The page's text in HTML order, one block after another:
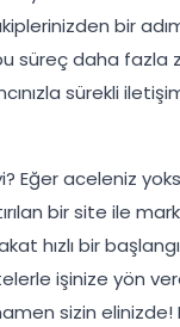
bir
süreç daha fazla
sürekli
Eğer aceleniz
bir site ile
hızlı bir
işinize yön
sizin elinizde!